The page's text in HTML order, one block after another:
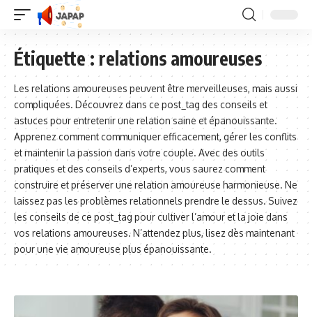
Étiquette :relations amoureuses
Les relations amoureuses peuvent être merveilleuses, mais aussi
compliquées. Découvrez dans ce post_tag des conseils et
astuces pour entretenir une relation saine et épanouissante.
Apprenez comment communiquer efficacement, gérer les conflits
et maintenir la passion dans votre couple. Avec des outils
pratiques et des conseils d’experts, vous saurez comment
construire et préserver une relation amoureuse harmonieuse. Ne
laissez pas les problèmes relationnels prendre le dessus. Suivez
les conseils de ce post_tag pour cultiver l’amour et la joie dans
vos relations amoureuses. N’attendez plus, lisez dès maintenant
pour une vie amoureuse plus épanouissante.